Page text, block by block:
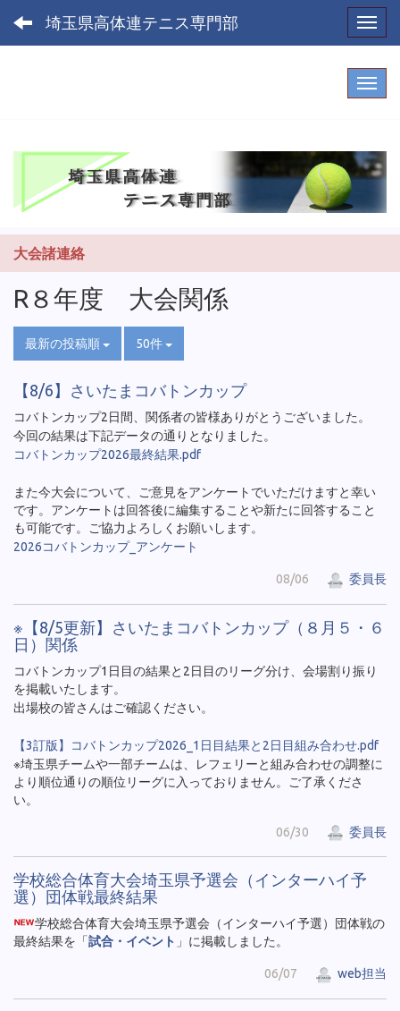
埼玉県高体連テニス専門部
大会諸連絡
R８年度 大会関係
最新の投稿順 50件
【8/6】さいたまコバトンカップ
コバトンカップ2日間、関係者の皆様ありがとうございました。
今回の結果は下記データの通りとなりました。
コバトンカップ2026最終結果.pdf
また今大会について、ご意見をアンケートでいただけますと幸い
です。アンケートは回答後に編集することや新たに回答すること
も可能です。ご協力よろしくお願いします。
2026コバトンカップ_アンケート
08/06 委員長
※【8/5更新】さいたまコバトンカップ（８月５・６
日）関係
コバトンカップ1日目の結果と2日目のリーグ分け、会場割り振り
を掲載いたします。
出場校の皆さんはご確認ください。
【3訂版】コバトンカップ2026_1日目結果と2日目組み合わせ.pdf
※埼玉県チームや一部チームは、レフェリーと組み合わせの調整に
より順位通りの順位リーグに入っておりません。ご了承くださ
い。
06/30 委員長
学校総合体育大会埼玉県予選会（インターハイ予
選）団体戦最終結果
学校総合体育大会埼玉県予選会（インターハイ予選）団体戦の
最終結果を「試合・イベント 」に掲載しました。
06/07 web担当